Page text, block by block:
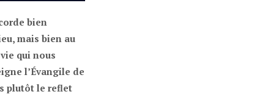
bien
mais bien au
qui nous
l’Évangile de
plutôt le reflet